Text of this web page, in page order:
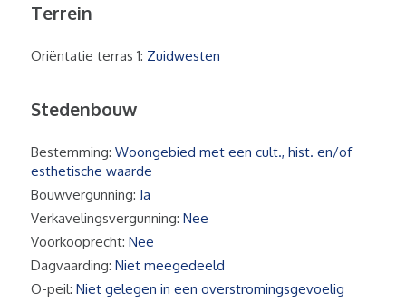
Terrein
Oriëntatie terras 1: Zuidwesten
Stedenbouw
Bestemming: Woongebied met een cult., hist. en/of
esthetische waarde
Bouwvergunning: Ja
Verkavelingsvergunning: Nee
Voorkooprecht: Nee
Dagvaarding: Niet meegedeeld
O-peil: Niet gelegen in een overstromingsgevoelig